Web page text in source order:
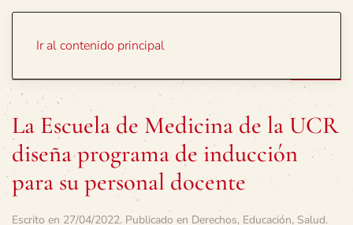
Ir al contenido principal
La Escuela de Medicina de la UCR
diseña programa de inducción
para su personal docente
Escrito en 27/04/2022. Publicado en Derechos, Educación, Salud.